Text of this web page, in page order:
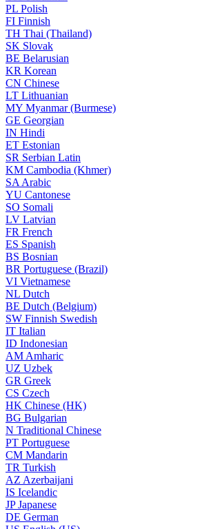
PL Polish
FI Finnish
TH Thai (Thailand)
SK Slovak
BE Belarusian
KR Korean
CN Chinese
LT Lithuanian
MY Myanmar (Burmese)
GE Georgian
IN Hindi
ET Estonian
SR Serbian Latin
KM Cambodia (Khmer)
SA Arabic
YU Cantonese
SO Somali
LV Latvian
FR French
ES Spanish
BS Bosnian
BR Portuguese (Brazil)
VI Vietnamese
NL Dutch
BE Dutch (Belgium)
SW Finnish Swedish
IT Italian
ID Indonesian
AM Amharic
UZ Uzbek
GR Greek
CS Czech
HK Chinese (HK)
BG Bulgarian
N Traditional Chinese
PT Portuguese
CM Mandarin
TR Turkish
AZ Azerbaijani
IS Icelandic
JPJapanese
DE German